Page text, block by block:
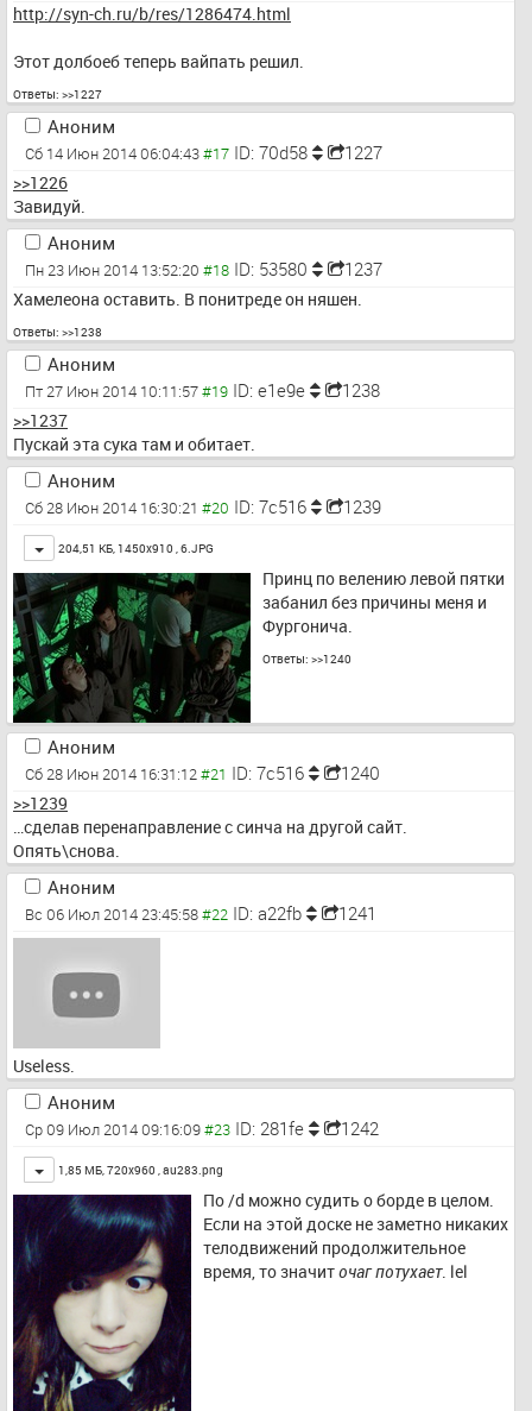
http://syn-ch.ru/b/res/1286474.html
Этот долбоеб теперь вайпать решил.
Ответы: >>1227
Аноним
Сб 14 Июн 2014 06:04:43 ID: 70d58 1227
>>1226
Завидуй.
Аноним
Пн 23 Июн 2014 13:52:20 ID: 53580 1237
Хамелеона оставить. В понитреде он няшен.
Ответы: >>1238
Аноним
Пт 27 Июн 2014 10:11:57 ID: e1e9e 1238
>>1237
Пускай эта сука там и обитает.
Аноним
Сб 28 Июн 2014 16:30:21 ID: 7c516 1239
Toggle
204,51 КБ, 1450x910 , 6.JPG
Принц по велению левой пятки
забанил без причины меня и
Фургонича.
Ответы: >>1240
Аноним
Сб 28 Июн 2014 16:31:12 ID: 7c516 1240
>>1239
…сделав перенаправление с синча на другой сайт.
Опять\снова.
Аноним
Вс 06 Июл 2014 23:45:58 ID: a22fb 1241
Useless.
Аноним
Ср 09 Июл 2014 09:16:09 ID: 281fe 1242
Toggle
1,85 МБ, 720x960 , au283.png
По /d можно судить о борде в целом.
Если на этой доске не заметно никаких
телодвижений продолжительное
время, то значит очаг потухает. lel